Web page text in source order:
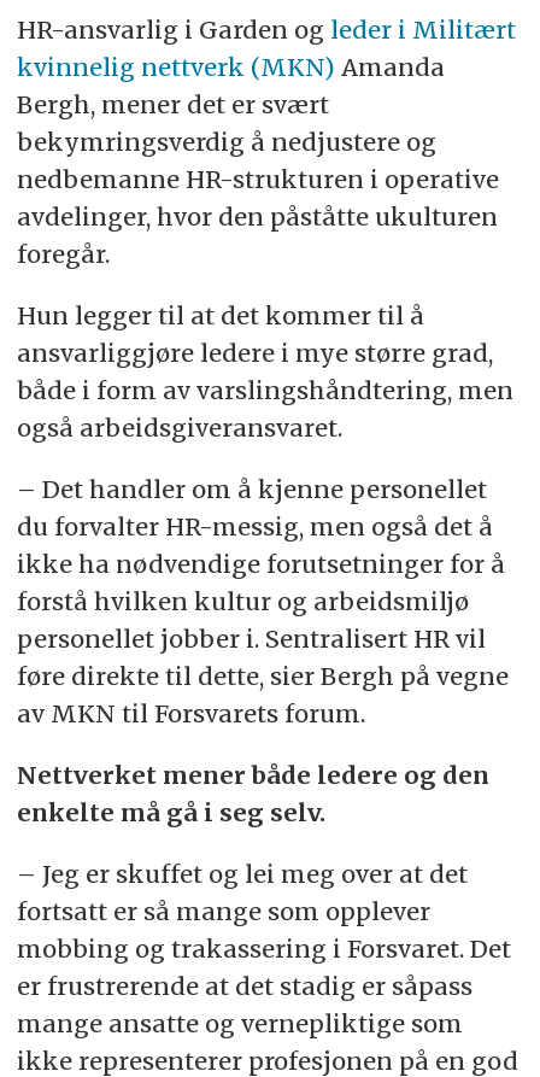
HR-ansvarlig i Garden og leder i Militært
kvinnelig nettverk (MKN) Amanda
Bergh, mener det er svært
bekymringsverdig å nedjustere og
nedbemanne HR-strukturen i operative
avdelinger, hvor den påståtte ukulturen
foregår.
Hun legger til at det kommer til å
ansvarliggjøre ledere i mye større grad,
både i form av varslingshåndtering, men
også arbeidsgiveransvaret.
– Det handler om å kjenne personellet
du forvalter HR-messig, men også det å
ikke ha nødvendige forutsetninger for å
forstå hvilken kultur og arbeidsmiljø
personellet jobber i. Sentralisert HR vil
føre direkte til dette, sier Bergh på vegne
av MKN til Forsvarets forum.
Nettverket mener både ledere og den
enkelte må gå i seg selv.
– Jeg er skuffet og lei meg over at det
fortsatt er så mange som opplever
mobbing og trakassering i Forsvaret. Det
er frustrerende at det stadig er såpass
mange ansatte og vernepliktige som
ikke representerer profesjonen på en god